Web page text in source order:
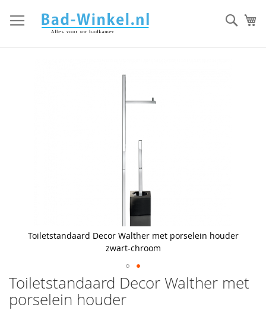
direct
door
Toiletstandaard Decor Walther met
porselein houder
Toiletstandaard Decor Walther met porselein houder
zwart-chroom
Skip
to
the